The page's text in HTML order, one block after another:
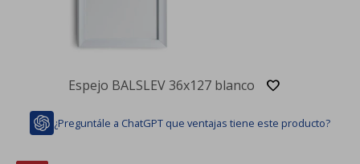
Espejo BALSLEV 36x127 blanco
¿Preguntále a ChatGPT que ventajas tiene este producto?